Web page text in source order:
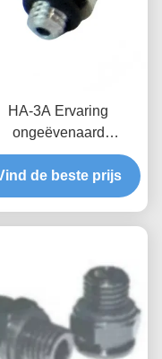
HA-3A Ervaring
ongeëvenaard
met op
gemaakte producten
ademende
de beste prijs